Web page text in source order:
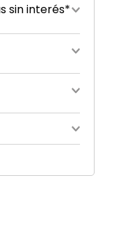
sin interés*